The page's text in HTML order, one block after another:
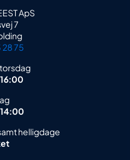
ApS
7
28 75
helligdage